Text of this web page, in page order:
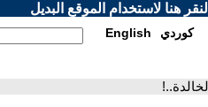
هنا لاستخدام الموقع البديل
English كوردي